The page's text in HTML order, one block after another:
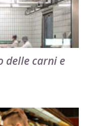
delle carni e